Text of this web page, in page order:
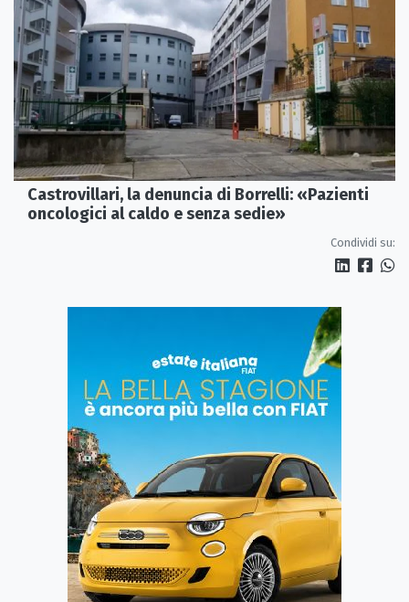
Castrovillari, la denuncia di Borrelli: «Pazienti
oncologici al caldo e senza sedie»
Condividi su: